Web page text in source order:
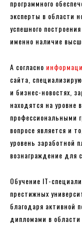
программного
эксперты в области
успешного
именно наличие
А согласно
сайта,
и бизнес-новостях,
находятся на уровне
профессиональными
вопросе является и
уровень заработной
вознаграждение для
Обучение IT-
престижных
благодаря активной
дипломами в